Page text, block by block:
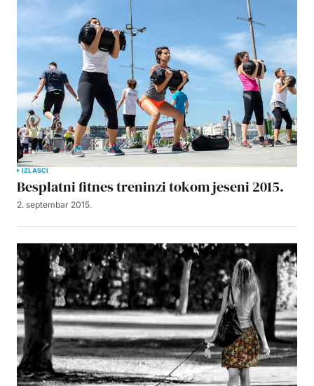
IZLASCI
Besplatni fitnes treninzi tokom jeseni 2015.
2. septembar 2015.